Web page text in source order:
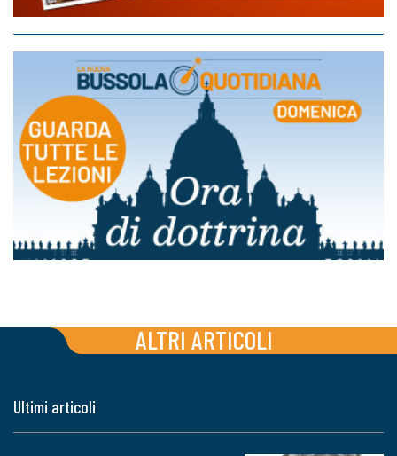
ALTRI ARTICOLI
Ultimi articoli